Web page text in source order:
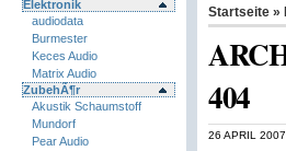
Elektronik
audiodata
Burmester
Keces Audio
Matrix Audio
ZubehÃ¶r
Akustik Schaumstoff
Mundorf
Pear Audio
Startseite »
404
26 APRIL 2007